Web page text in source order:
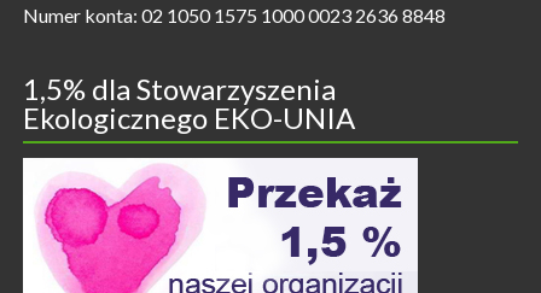
Numer konta: 02 1050 1575 1000 0023 2636 8848
1,5% dla Stowarzyszenia
Ekologicznego EKO-UNIA